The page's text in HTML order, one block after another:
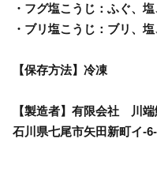
・フグ塩こうじ：ふぐ、
・ブリ塩こうじ：ブリ、
【保存方法】冷凍
【製造者】有限会社 川端
石川県七尾市矢田新町イ-